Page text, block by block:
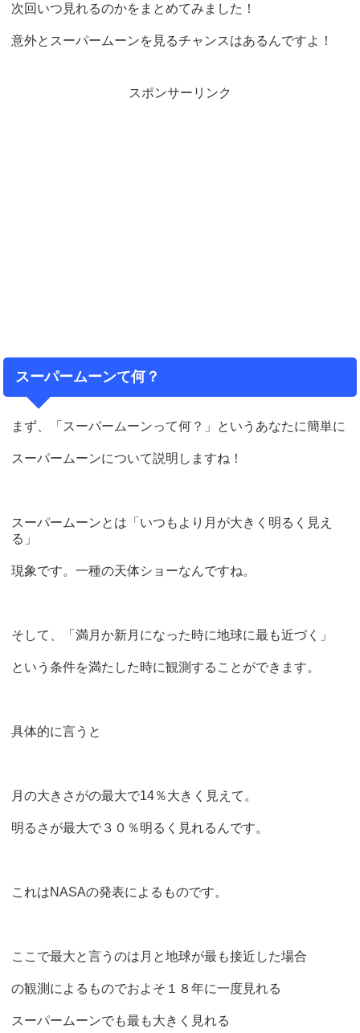
次回いつ見れるのかをまとめてみました！
意外とスーパームーンを見るチャンスはあるんですよ！
スポンサーリンク
スーパームーンて何？
まず、「スーパームーンって何？」というあなたに簡単に
スーパームーンについて説明しますね！
スーパームーンとは「いつもより月が大きく明るく見え
る」
現象です。一種の天体ショーなんですね。
そして、「満月か新月になった時に地球に最も近づく」
という条件を満たした時に観測することができます。
具体的に言うと
月の大きさがの最大で14％大きく見えて。
明るさが最大で３０％明るく見れるんです。
これはNASAの発表によるものです。
ここで最大と言うのは月と地球が最も接近した場合
の観測によるものでおよそ１８年に一度見れる
スーパームーンでも最も大きく見れる